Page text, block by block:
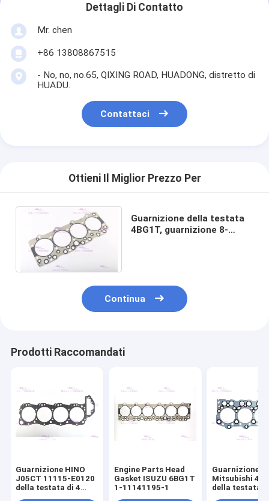
Dettagli Di Contatto
Mr. chen
+86 13808867515
- No, no, no.65, QIXING ROAD, HUADONG, distretto di
HUADU.
Contattaci
Ottieni Il Miglior Prezzo Per
Guarnizione della testata
4BG1T, guarnizione 8-
Continua
Prodotti Raccomandati
Guarnizione HINO
J05CT 11115-E0120
della testata di 4
Engine Parts Head
Gasket ISUZU 6BG1T
1-11141195-1
Guarnizione
Mitsubishi
della testata